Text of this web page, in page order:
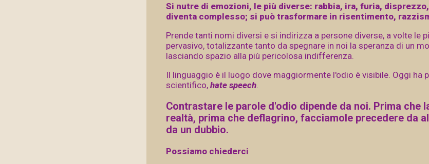
Si nutre di emozioni, le più diverse: rabbia, ira, furia,
diventa complesso; si può trasformare in risentimento,
Prende tanti nomi diversi e si indirizza a persone diverse, a volte le
pervasivo, totalizzante tanto da spegnare in noi la speranza di un
lasciando spazio alla più pericolosa indifferenza.
Il linguaggio è il luogo dove maggiormente l'odio è visibile. Oggi ha
scientifico, hate speech.
Contrastare le parole d'odio dipende da noi. Prima che
realtà, prima che deflagrino, facciamole precedere da
da un dubbio.
Possiamo chiederci